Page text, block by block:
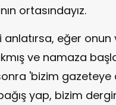
ortasındayız.
anlatırsa, eğer
ve namaza
'bizim
yap, bizim